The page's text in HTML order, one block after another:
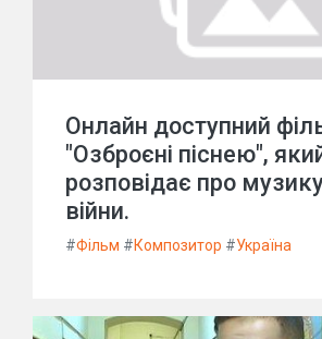
Онлайн доступний
"Озброєні піснею",
розповідає про
війни.
#Фільм #Композитор #Україна